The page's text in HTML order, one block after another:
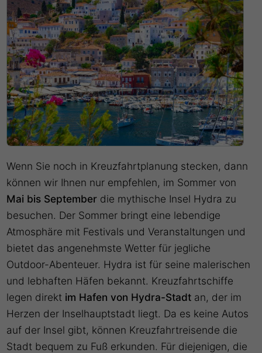
Wenn Sie noch in Kreuzfahrtplanung stecken, dann
können wir Ihnen nur empfehlen, im Sommer von
Mai bis September die mythische Insel Hydra zu
besuchen. Der Sommer bringt eine lebendige
Atmosphäre mit Festivals und Veranstaltungen und
bietet das angenehmste Wetter für jegliche
Outdoor-Abenteuer. Hydra ist für seine malerischen
und lebhaften Häfen bekannt. Kreuzfahrtschiffe
legen direkt im Hafen von Hydra-Stadt an, der im
Herzen der Inselhauptstadt liegt. Da es keine Autos
auf der Insel gibt, können Kreuzfahrtreisende die
Stadt bequem zu Fuß erkunden. Für diejenigen, die